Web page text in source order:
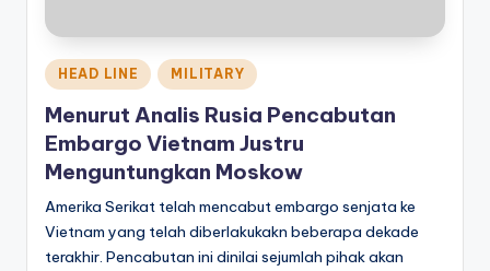
Posted
in
HEAD LINE MILITARY
Menurut Analis Rusia Pencabutan
Embargo Vietnam Justru
Menguntungkan Moskow
Amerika Serikat telah mencabut embargo senjata ke
Vietnam yang telah diberlakukakn beberapa dekade
terakhir. Pencabutan ini dinilai sejumlah pihak akan